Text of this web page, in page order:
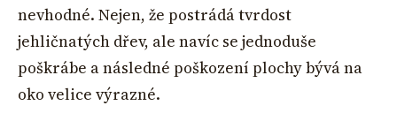
nevhodné. Nejen, že postrádá tvrdost
jehličnatých dřev, ale navíc se jednoduše
poškrábe a následné poškození plochy bývá na
oko velice výrazné.